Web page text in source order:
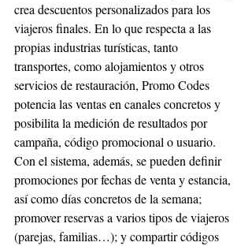
crea descuentos personalizados para los
viajeros finales. En lo que respecta a las
propias industrias turísticas, tanto
transportes, como alojamientos y otros
servicios de restauración, Promo Codes
potencia las ventas en canales concretos y
posibilita la medición de resultados por
campaña, código promocional o usuario.
Con el sistema, además, se pueden definir
promociones por fechas de venta y estancia,
así como días concretos de la semana;
promover reservas a varios tipos de viajeros
(parejas, familias…); y compartir códigos